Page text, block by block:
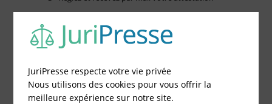
Choisissez votre formulaire :
Constitution de société
Fonds de Commerce
Cessation d'activité
JuriPresse respecte votre vie privée
Nous utilisons des cookies pour vous offrir la
meilleure expérience sur notre site.